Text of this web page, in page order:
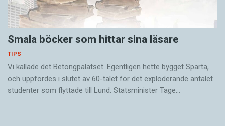
Smala böcker som hittar sina läsare
TIPS
Vi kallade det Betongpalatset. Egentligen hette bygget Sparta,
och uppfördes i slutet av 60-talet för det exploderande antalet
studenter som flyttade till Lund. Statsminister Tage…